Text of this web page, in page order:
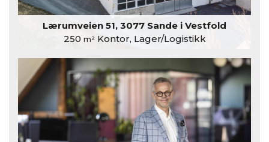
Lærumveien 51, 3077 Sande i Vestfold
250 m²Kontor, Lager/Logistikk